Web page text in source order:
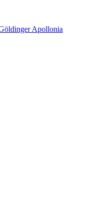
Apollonia